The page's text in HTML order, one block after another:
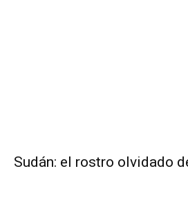
Sudán: el rostro olvidado